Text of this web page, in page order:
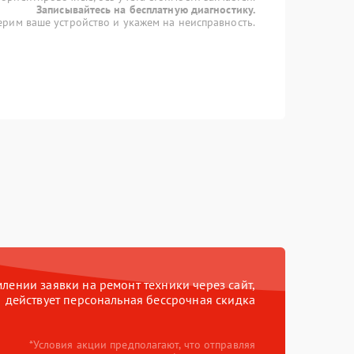
Записывайтесь на бесплатную диагностику.
ваше устройство и укажем на неисправность.
заявки на ремонт техники через сайт,
действует персональная бессрочная скидка
*Условия акции предполагают, что отправляя